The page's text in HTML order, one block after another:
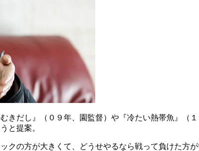
きだし』（０９年、園監督）や『冷たい熱帯魚』（
と提案。
クの方が大きくて、どうせやるなら戦って負けた方